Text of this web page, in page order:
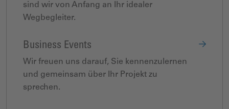
sind wir von Anfang an Ihr idealer
Wegbegleiter.
Business Events
Wir freuen uns darauf, Sie kennenzulernen
und gemeinsam über Ihr Projekt zu
sprechen.